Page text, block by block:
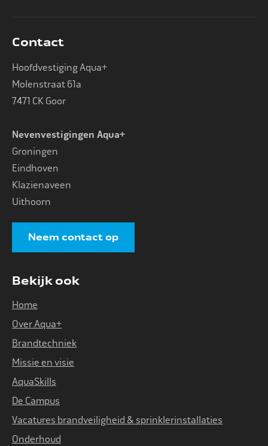
Contact
Hoofdvestiging Aqua+
Molenstraat 61a
7471 CK Goor
Nevenvestigingen Aqua+
Groningen
Eindhoven
Klazienaveen
Uithoorn
Neem contact op
Bekijk ook
Home
Over Aqua+
Brandtechniek
Missie en visie
AquaSkills
De Campus
Vacatures brandveiligheid & sprinklerinstallaties
Onderhoud